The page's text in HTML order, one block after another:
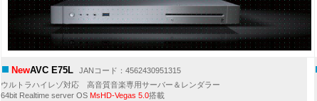
NewAVC E75L
JANコード：4562430951315
ウルトラハイレゾ対応 高音質音楽専用サーバー＆レンダラー
64bit Realtime server OS MsHD-Vegas 5.0搭載